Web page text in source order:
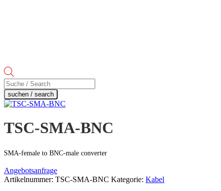
Products
search
suchen / search
TSC-SMA-BNC
SMA-female to BNC-male converter
Angebotsanfrage
Artikelnummer: TSC-SMA-BNC Kategorie: Kabel